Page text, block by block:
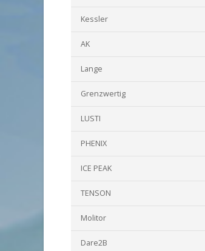
Kessler
AK
Lange
Grenzwertig
LUSTI
PHENIX
ICE PEAK
TENSON
Molitor
Dare2B